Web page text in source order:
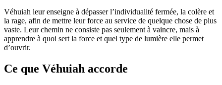
Véhuiah leur enseigne à dépasser l’individualité fermée, la colère et
la rage, afin de mettre leur force au service de quelque chose de plus
vaste. Leur chemin ne consiste pas seulement à vaincre, mais à
apprendre à quoi sert la force et quel type de lumière elle permet
d’ouvrir.
Ce que Véhuiah accorde